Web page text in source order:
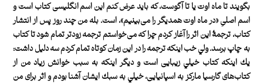
بگويند تا ماه اوت يا تا آگوست، كه بايد عرض كنم اين اسم انگليسی كتاب است و
اسم اصلیِ «در ماه اوت همديگر را می‌بينيم»، است. بله من چند روز پس از انتشار
كتاب، ترجمۀ اين اثر را آغاز كردم چرا كه می‌خواستم ترجمه زودتر تمام شود تا كتاب
به چاپ برسد. ولي خب اينكه ترجمه را در اين زمان كوتاه تمام کردم سه دليل داشت:
يك اينكه كتاب خيلي زيبايی است و ديگر اينكه به سبب خوانش زياد من از
كتاب‌های گارسيا ماركز به اسپانيايی، خيلي به سبك ايشان آشنا بودم و اثر برای من